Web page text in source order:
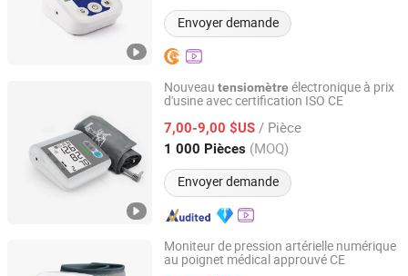
Envoyer demande
Nouveau tensiomètre électronique à prix
d'usine avec certification ISO CE
7,00-9,00 $US / Pièce
1 000 Pièces (MOQ)
Envoyer demande
Shenzhen Fitconn Technology Co., Ltd.
Guangdong, China Depuis 2020
Moniteur de pression artérielle numérique
au poignet médical approuvé CE
Ningbo Pinmed Instruments Co., Ltd.